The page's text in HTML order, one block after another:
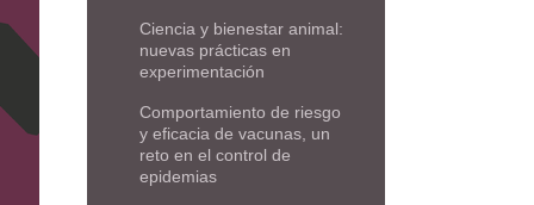
Ciencia y bienestar animal:
nuevas prácticas en
experimentación
Comportamiento de riesgo
y eficacia de vacunas, un
reto en el control de
epidemias